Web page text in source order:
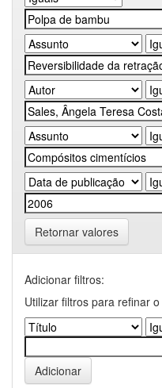
Retornar valores
Adicionar filtros:
Utilizar filtros para refinar